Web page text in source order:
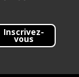
Inscrivez-
vous